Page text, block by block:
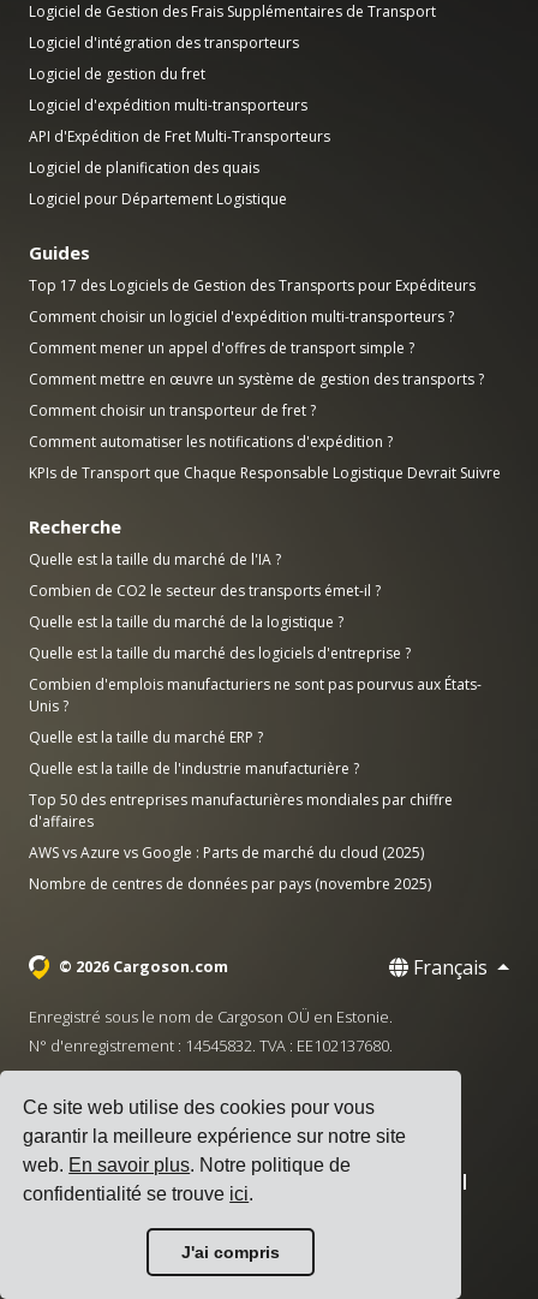
Ce site web utilise des cookies pour vous
garantir la meilleure expérience sur notre site
web. En savoir plus. Notre politique de
confidentialité se trouve ici.
J'ai compris
Logiciel de Gestion des Frais Supplémentaires de Transport
Logiciel d'intégration des transporteurs
Logiciel de gestion du fret
Logiciel d'expédition multi-transporteurs
API d'Expédition de Fret Multi-Transporteurs
Logiciel de planification des quais
Logiciel pour Département Logistique
Guides
Top 17 des Logiciels de Gestion des Transports pour Expéditeurs
Comment choisir un logiciel d'expédition multi-transporteurs ?
Comment mener un appel d'offres de transport simple ?
Comment mettre en œuvre un système de gestion des transports ?
Comment choisir un transporteur de fret ?
Comment automatiser les notifications d'expédition ?
KPIs de Transport que Chaque Responsable Logistique Devrait Suivre
Recherche
Quelle est la taille du marché de l'IA ?
Combien de CO2 le secteur des transports émet-il ?
Quelle est la taille du marché de la logistique ?
Quelle est la taille du marché des logiciels d'entreprise ?
Combien d'emplois manufacturiers ne sont pas pourvus aux États-
Unis ?
Quelle est la taille du marché ERP ?
Quelle est la taille de l'industrie manufacturière ?
Top 50 des entreprises manufacturières mondiales par chiffre
d'affaires
AWS vs Azure vs Google : Parts de marché du cloud (2025)
Nombre de centres de données par pays (novembre 2025)
© 2026 Cargoson.com Français
Enregistré sous le nom de Cargoson OÜ en Estonie.
N° d'enregistrement : 14545832. TVA : EE102137680.
· hello@cargoson.com
Conditions d'utilisation Politique de confidentialité
|